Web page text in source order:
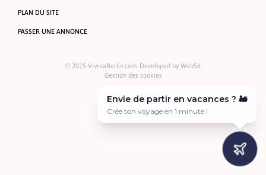
PLAN DU SITE
PASSER UNE ANNONCE
© 2015 VivreaBerlin.com. Developed by Web56
Gestion des cookies
Envie de partir en vacances ? 🚂
Crée ton voyage en 1 minute !